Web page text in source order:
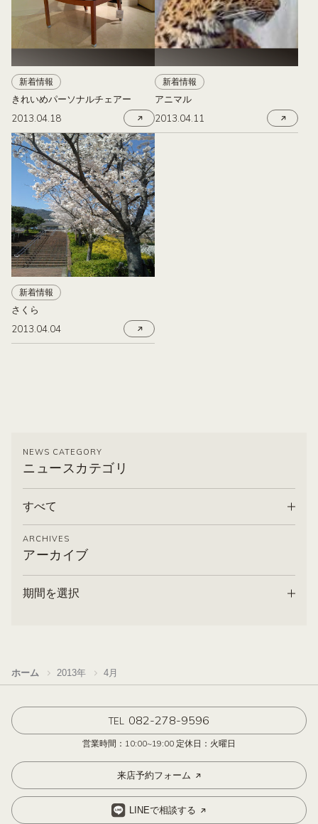
NEWS CATEGORY
ニュースカテゴリ
すべて
ARCHIVES
アーカイブ
期間を選択
新着情報
きれいめパーソナルチェアー
2013.04.18
新着情報
アニマル
2013.04.11
新着情報
さくら
2013.04.04
ホーム 2013年 4月
TEL 082-278-9596
営業時間：10:00~19:00 定休日：火曜日
来店予約フォーム
LINEで相談する